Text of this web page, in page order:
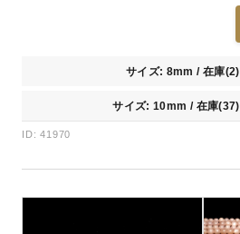
サイズ: 8mm / 在庫(2)
サイズ: 10mm / 在庫(37)
ID: 41970